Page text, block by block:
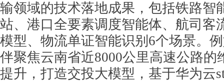
输领域的技术落地成果，包括铁路智
站、港口全要素调度智能体、航司客
模型、物流单证智能识别6个场景。
伴聚焦云南省近8000公里高速公路的
提升，打造交投大模型，基于华为云